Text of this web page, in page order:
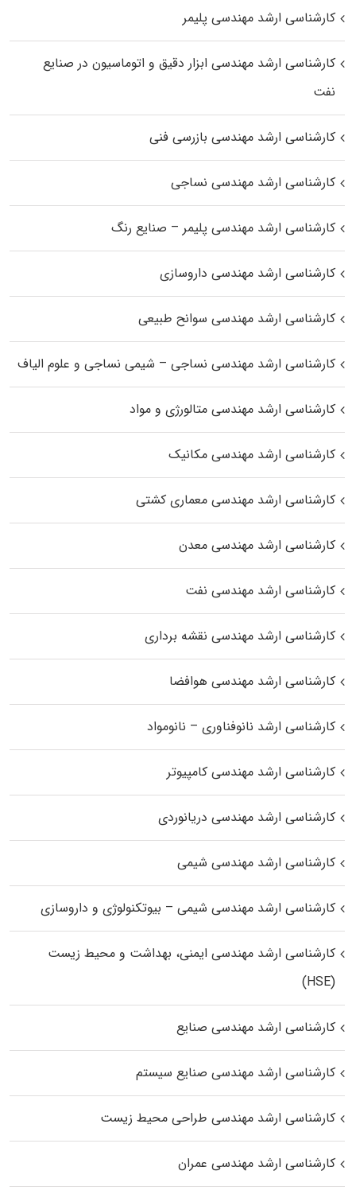
کارشناسی ارشد مهندسی پلیمر
کارشناسی ارشد مهندسی ابزار دقیق و اتوماسیون در صنایع
نفت
کارشناسی ارشد مهندسی بازرسی فنی
کارشناسی ارشد مهندسی نساجی
کارشناسی ارشد مهندسی پلیمر – صنایع رنگ
کارشناسی ارشد مهندسی داروسازی
کارشناسی ارشد مهندسی سوانح طبیعی
کارشناسی ارشد مهندسی نساجی – شیمی نساجی و علوم الیاف
کارشناسی ارشد مهندسی متالورژی و مواد
کارشناسی ارشد مهندسی مکانیک
کارشناسی ارشد مهندسی معماری کشتی
کارشناسی ارشد مهندسی معدن
کارشناسی ارشد مهندسی نفت
کارشناسی ارشد مهندسی نقشه برداری
کارشناسی ارشد مهندسی هوافضا
کارشناسی ارشد نانوفناوری – نانومواد
کارشناسی ارشد مهندسی کامپیوتر
کارشناسی ارشد مهندسی دریانوردی
کارشناسی ارشد مهندسی شیمی
کارشناسی ارشد مهندسی شیمی – بیوتکنولوژی و داروسازی
کارشناسی ارشد مهندسی ایمنی، بهداشت و محیط زیست
(HSE)
کارشناسی ارشد مهندسی صنایع
کارشناسی ارشد مهندسی صنایع سیستم
کارشناسی ارشد مهندسی طراحی محیط زیست
کارشناسی ارشد مهندسی عمران